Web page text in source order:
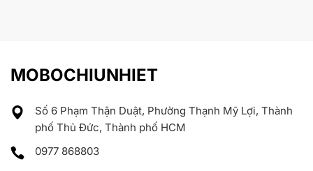
MOBOCHIUNHIET
Số 6 Phạm Thận Duật, Phường Thạnh Mỹ Lợi, Thành
phố Thủ Đức, Thành phố HCM
0977 868803